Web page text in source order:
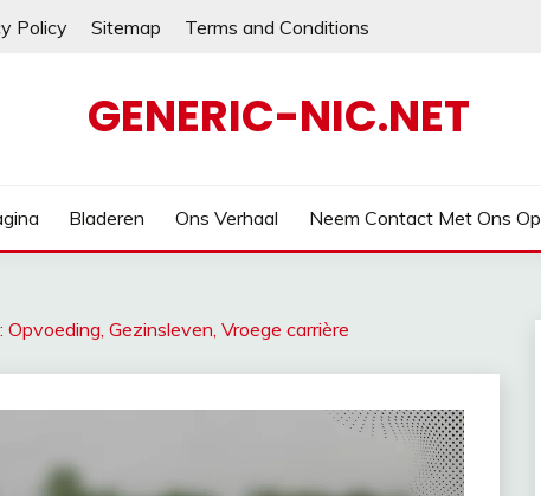
Policy Sitemap Terms and Conditions
GENERIC-NIC.NET
Bladeren Ons Verhaal Neem Contact Met Ons Op
Opvoeding, Gezinsleven, Vroege carrière